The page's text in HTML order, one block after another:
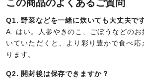
この商品のよくあるご質問
Q1. 野菜などを一緒に炊いても大丈夫で
A. はい。人参やきのこ、ごぼうなどの
いていただくと、より彩り豊かで食べ
ります。
Q2. 開封後は保存できますか？